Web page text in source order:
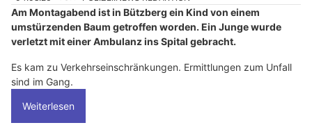
Am Montagabend ist in Bützberg ein Kind von einem
umstürzenden Baum getroffen worden. Ein Junge wurde
verletzt mit einer Ambulanz ins Spital gebracht.
Es kam zu Verkehrseinschränkungen. Ermittlungen zum Unfall
sind im Gang.
Weiterlesen